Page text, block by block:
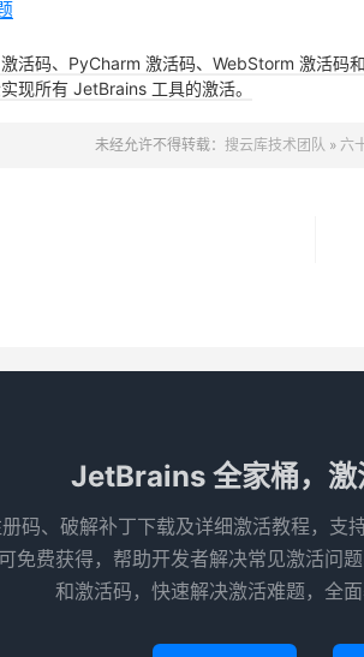
活码、PyCharm 激活码、WebStorm 激活码
现所有 JetBrains 工具的激活。
未经允许不得转载： 搜云库技术团队 » 六
JetBrains 全家桶，激
码、破解补丁下载及详细激活教程，
免费获得，帮助开发者解决常见激活
和激活码，快速解决激活难题，全